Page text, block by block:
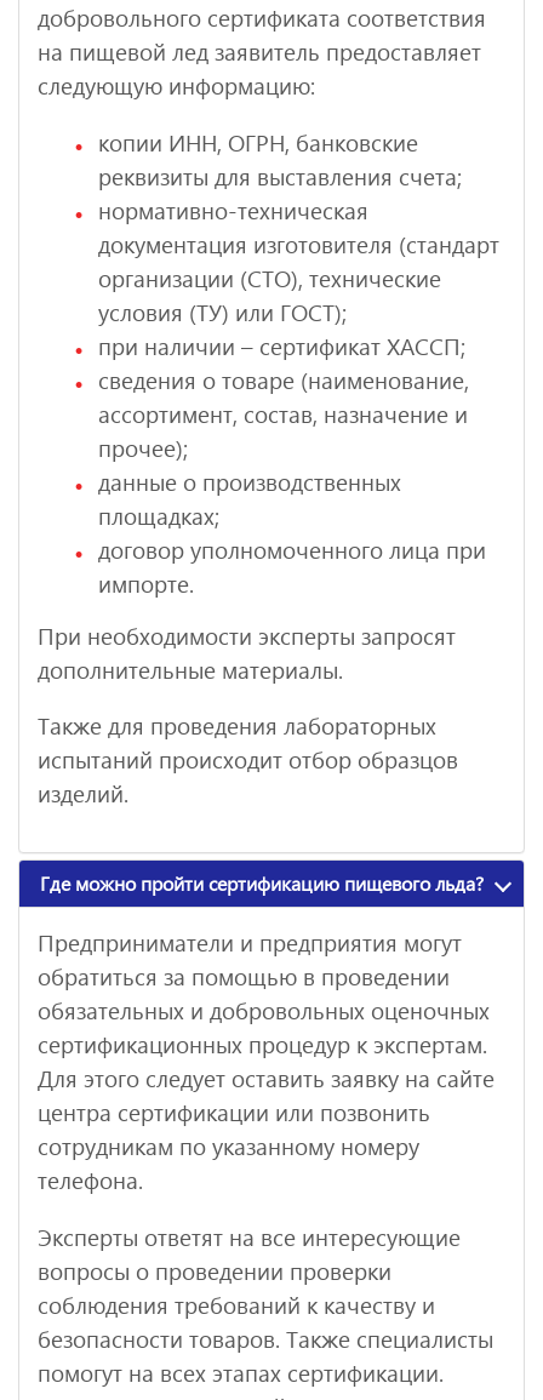
добровольного сертификата соответствия
на пищевой лед заявитель предоставляет
следующую информацию:
копии ИНН, ОГРН, банковские
реквизиты для выставления счета;
нормативно-техническая
документация изготовителя (стандарт
организации (СТО), технические
условия (ТУ) или ГОСТ);
при наличии – сертификат ХАССП;
сведения о товаре (наименование,
ассортимент, состав, назначение и
прочее);
данные о производственных
площадках;
договор уполномоченного лица при
импорте.
При необходимости эксперты запросят
дополнительные материалы.
Также для проведения лабораторных
испытаний происходит отбор образцов
изделий.
Где можно пройти сертификацию пищевого льда?
Предприниматели и предприятия могут
обратиться за помощью в проведении
обязательных и добровольных оценочных
сертификационных процедур к экспертам.
Для этого следует оставить заявку на сайте
центра сертификации или позвонить
сотрудникам по указанному номеру
телефона.
Эксперты ответят на все интересующие
вопросы о проведении проверки
соблюдения требований к качеству и
безопасности товаров. Также специалисты
помогут на всех этапах сертификации.